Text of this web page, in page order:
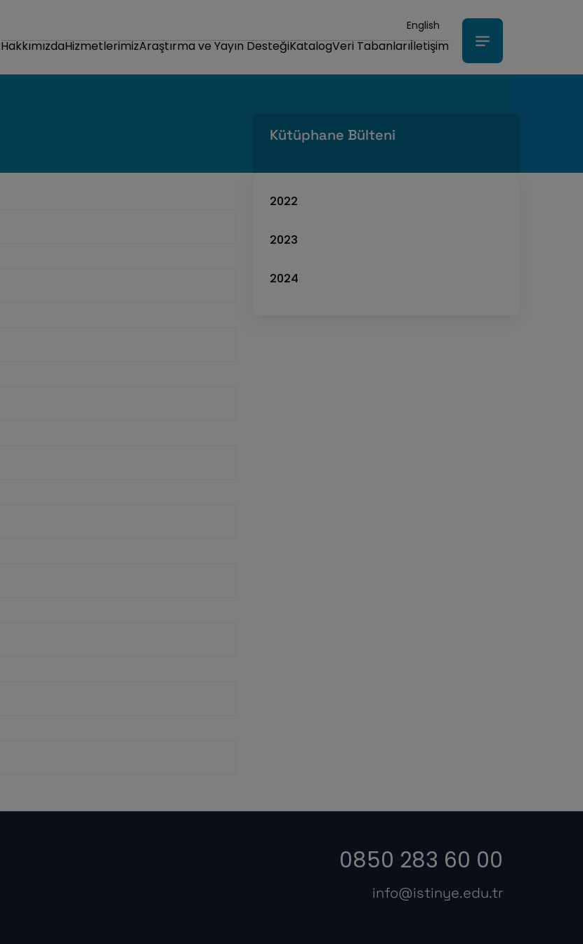
English
HakkımızdaHizmetlerimizAraştırma ve Yayın DesteğiKatalogVeri Tabanlarıİletişim
Kütüphane Bülteni
2022
2023
2024
0850 283 60 00
info@istinye.edu.tr